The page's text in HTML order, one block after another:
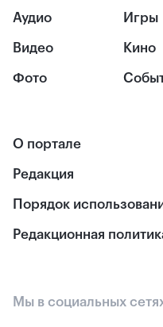
Аудио
Видео
Фото
Игры
Кино
О портале
Редакция
Порядок
Редакционная
Мы в социальных